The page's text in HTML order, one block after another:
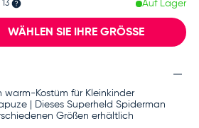
Auf Lager
WÄHLEN SIE IHRE GRÖSSE
warm-Kostüm für Kleinkinder
| Dieses Superheld Spiderman
Größen erhältlich